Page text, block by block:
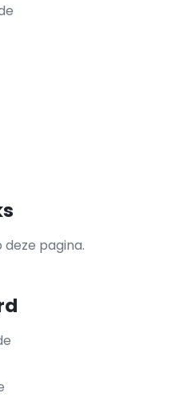
deze pagina.